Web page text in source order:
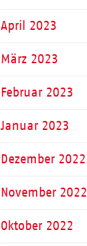
April 2023
März 2023
Februar 2023
Januar 2023
Dezember 2022
November 2022
Oktober 2022